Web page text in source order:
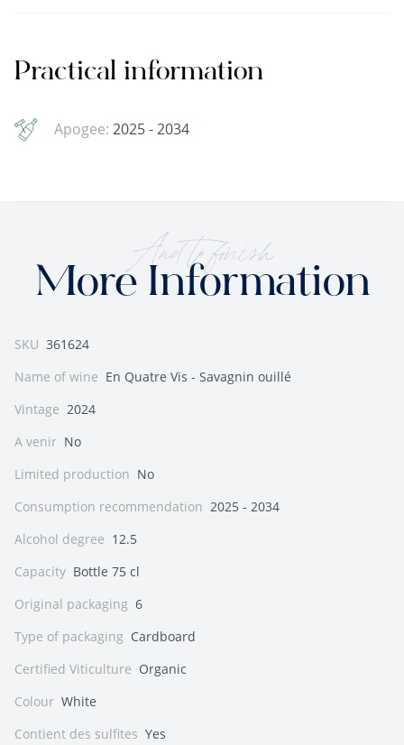
Practical information
Apogee: 2025 - 2034
And to finish
More Information
SKU 361624
Name of wine En Quatre Vis - Savagnin ouillé
Vintage 2024
A venir No
Limited production No
Consumption recommendation 2025 - 2034
Alcohol degree 12.5
Capacity Bottle 75 cl
Original packaging 6
Type of packaging Cardboard
Certified Viticulture Organic
Colour White
Contient des sulfites Yes